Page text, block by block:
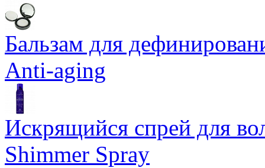
Бальзам для
Anti-aging
Искрящийся спрей для
Shimmer Spray